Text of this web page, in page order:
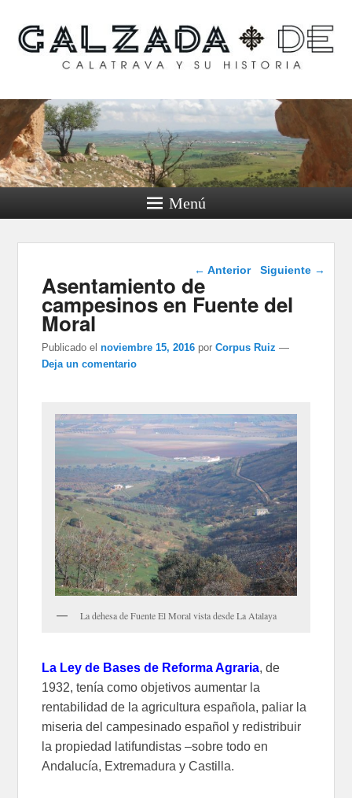
Calzada de Calatrava y
su historia
Menú
Navegación de
entradas
← Anterior Siguiente →
Asentamiento de
campesinos en Fuente del
Moral
Publicado el noviembre 15, 2016 porCorpus Ruiz —
Deja un comentario
La dehesa de Fuente El Moral vista desde La Atalaya
La Ley de Bases de Reforma Agraria, de
1932, tenía como objetivos aumentar la
rentabilidad de la agricultura española, paliar la
miseria del campesinado español y redistribuir
la propiedad latifundistas –sobre todo en
Andalucía, Extremadura y Castilla.